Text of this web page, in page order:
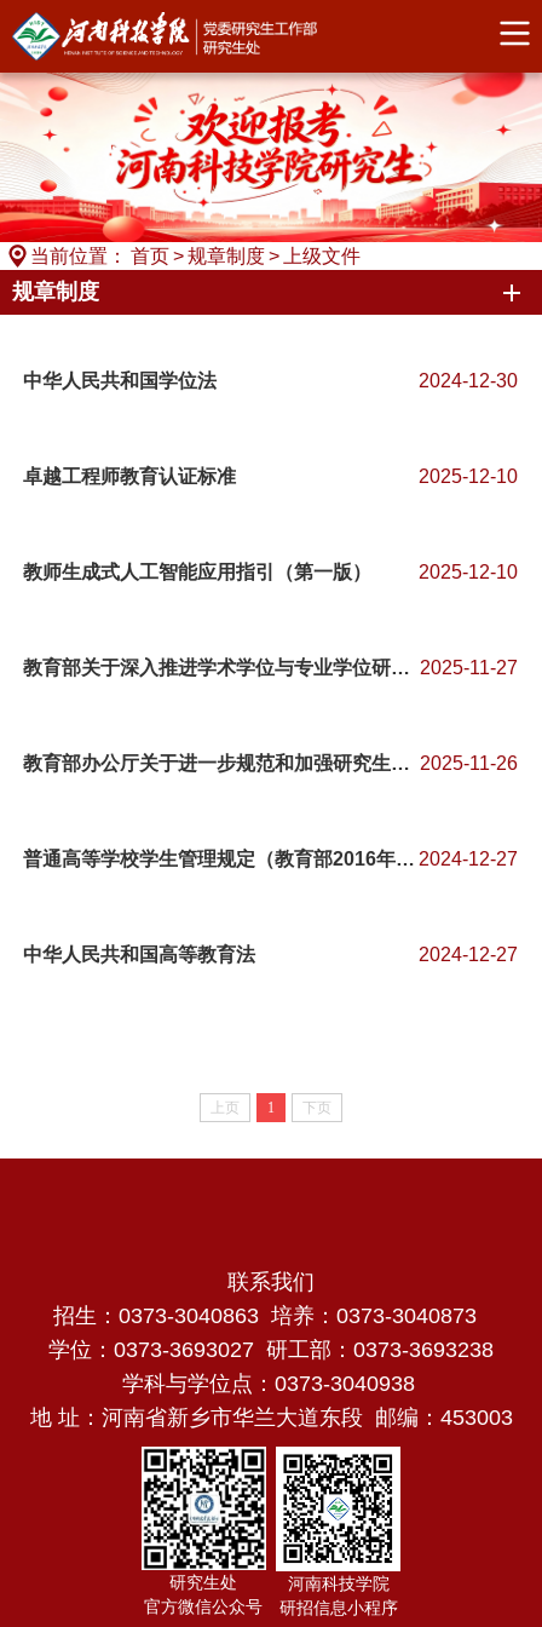
当前位置： 首页>规章制度> 上级文件
规章制度
2024-12-30
中华人民共和国学位法
2025-12-10
卓越工程师教育认证标准
2025-12-10
教师生成式人工智能应用指引（第一版）
2025-11-27
教育部关于深入推进学术学位与专业学位研究生教育分类发展的意见
2025-11-26
教育部办公厅关于进一步规范和加强研究生培养管理的通知
2024-12-27
普通高等学校学生管理规定（教育部2016年第41号令）
2024-12-27
中华人民共和国高等教育法
上页 1 下页
联系我们
招生：0373-3040863 培养：0373-3040873
学位：0373-3693027 研工部：0373-3693238
学科与学位点：0373-3040938
地 址：河南省新乡市华兰大道东段 邮编：453003
研究生处
官方微信公众号
河南科技学院
研招信息小程序